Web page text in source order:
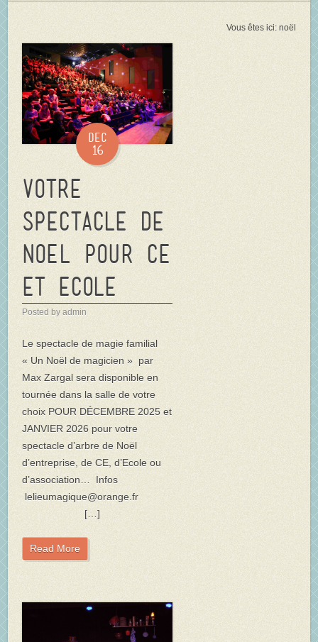
Vous êtes ici: noël
Dec
16
Votre
spectacle de
NOEL pour CE
et Ecole
Posted by admin
Le spectacle de magie familial
« Un Noël de magicien » par
Max Zargal sera disponible en
tournée dans la salle de votre
choix POUR DÉCEMBRE 2025 et
JANVIER 2026 pour votre
spectacle d’arbre de Noël
d’entreprise, de CE, d’Ecole ou
d’association… Infos
lelieumagique@orange.fr
[…]
Read More